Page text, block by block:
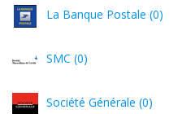
La Banque Postale (0)
SMC (0)
Société Générale (0)